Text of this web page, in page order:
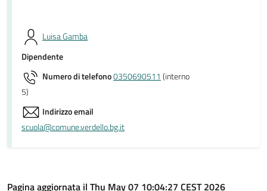
Luisa Gamba
Dipendente
Numero di telefono0350690511 (interno
5)
Indirizzo email
scuola@comune.verdello.bg.it
Pagina aggiornata il Thu May 07 10:04:27 CEST 2026